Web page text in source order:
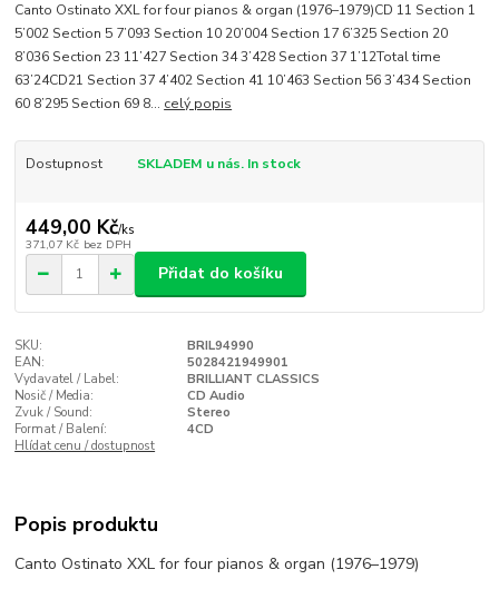
Canto Ostinato XXL for four pianos & organ (1976–1979)CD 11 Section 1
5’002 Section 5 7’093 Section 10 20’004 Section 17 6’325 Section 20
8’036 Section 23 11’427 Section 34 3’428 Section 37 1’12Total time
63’24CD21 Section 37 4’402 Section 41 10’463 Section 56 3’434 Section
60 8’295 Section 69 8... celý popis
Dostupnost SKLADEM u nás. In stock
449,00 Kč/ks
371,07 Kč bez DPH
Přidat do košíku
SKU:
BRIL94990
EAN:
5028421949901
Vydavatel / Label:
BRILLIANT CLASSICS
Nosič / Media:
CD Audio
Zvuk / Sound:
Stereo
Format / Balení:
4CD
Hlídat cenu / dostupnost
Popis produktu
Canto Ostinato XXL for four pianos & organ (1976–1979)